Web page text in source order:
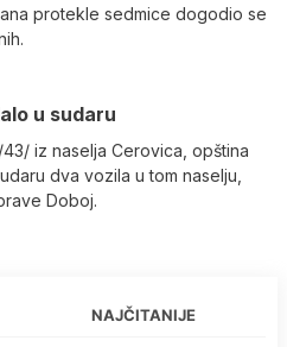
protekle sedmice dogodio se
u sudaru
iz naselja Cerovica, opština
dva vozila u tom naselju,
Doboj.
NAJČITANIJE